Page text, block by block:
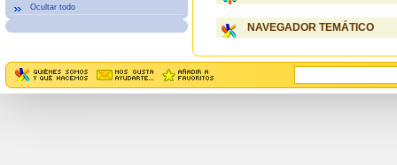
Ocultar todo
NAVEGADOR TEMÁTICO